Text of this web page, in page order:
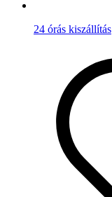
24 órás kiszállítás